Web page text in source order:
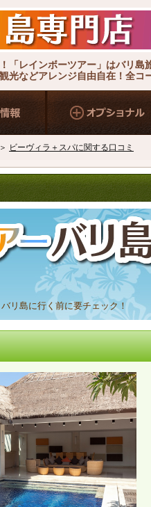
「レインボーツアー」はバリ島
光などアレンジ自由自在！全コ
＞ ビーヴィラ＋スパに関する口コミ
リ島に行く前に要チェック！